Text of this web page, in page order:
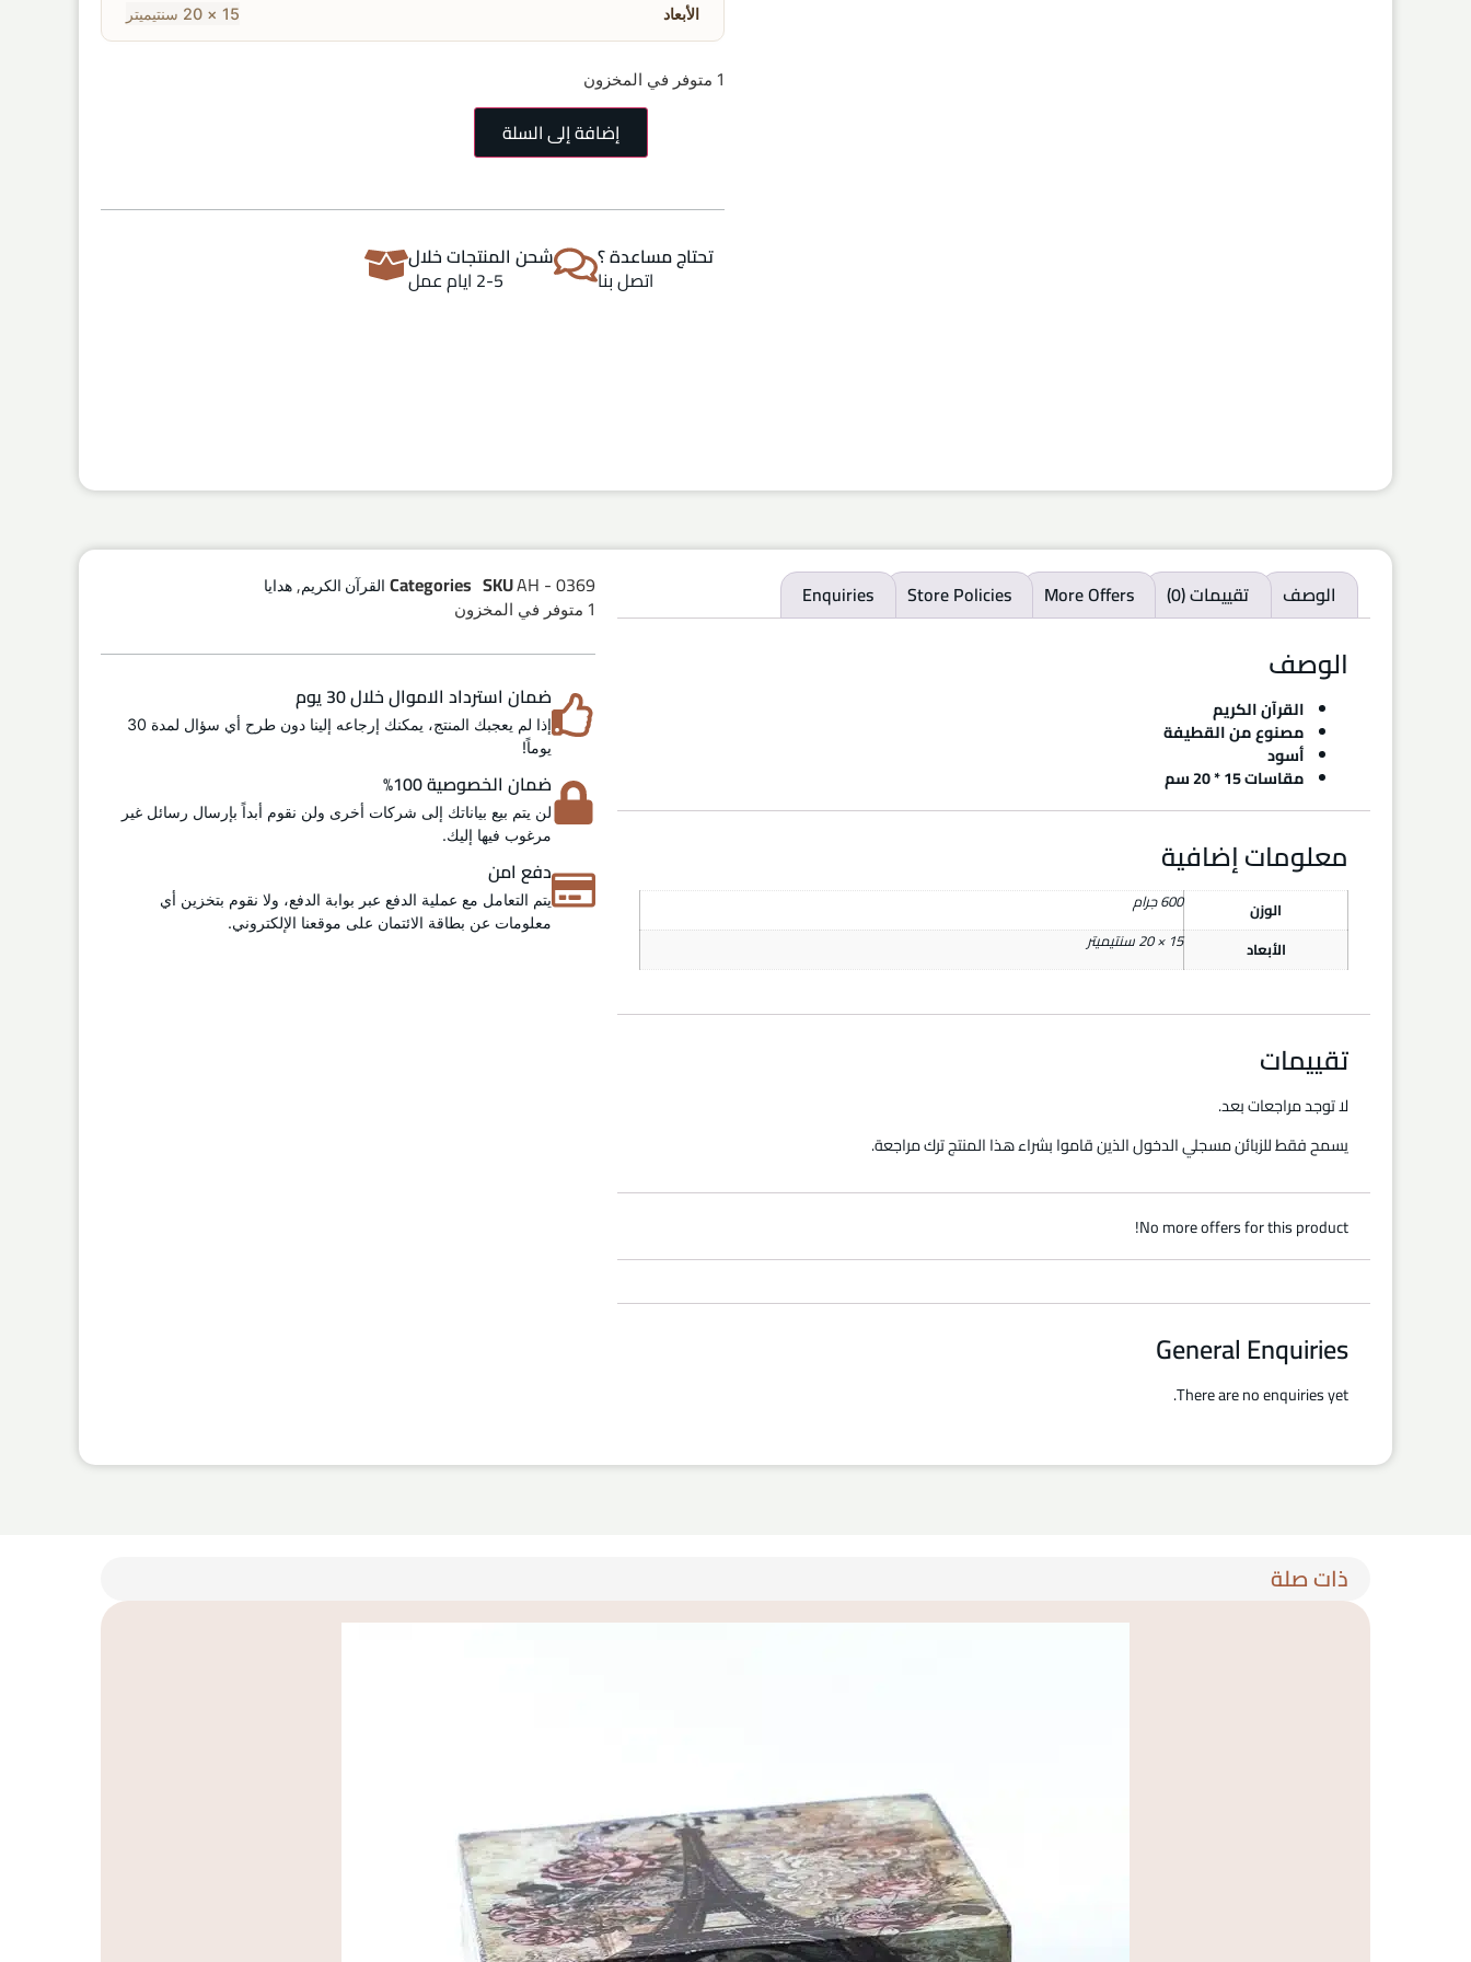
الأبعاد 15 × 20 سنتيميتر
1 متوفر في المخزون
إضافة إلى السلة
تحتاج مساعدة ؟
اتصل بنا
شحن المنتجات خلال
2-5 ايام عمل
الوصف تقييمات (0) More Offers
Store Policies
Enquiries
الوصف
القرآن الكريم
مصنوع من القطيفة
أسود
مقاسات 15 * 20 سم
معلومات إضافية
الوزن
600 جرام
الأبعاد
15 × 20 سنتيميتر
تقييمات
لا توجد مراجعات بعد.
يسمح فقط للزبائن مسجلي الدخول الذين قاموا بشراء هذا المنتج ترك مراجعة.
No more offers for this product!
General Enquiries
There are no enquiries yet.
SKUAH - 0369
Categories القرآن الكريم, هدايا
1 متوفر في المخزون
ضمان استرداد الاموال خلال 30 يوم
إذا لم يعجبك المنتج، يمكنك إرجاعه إلينا دون طرح أي سؤال لمدة 30
يوماً!
ضمان الخصوصية 100%
لن يتم بيع بياناتك إلى شركات أخرى ولن نقوم أبداً بإرسال رسائل غير
مرغوب فيها إليك.
دفع امن
يتم التعامل مع عملية الدفع عبر بوابة الدفع، ولا نقوم بتخزين أي
معلومات عن بطاقة الائتمان على موقعنا الإلكتروني.
ذات صلة